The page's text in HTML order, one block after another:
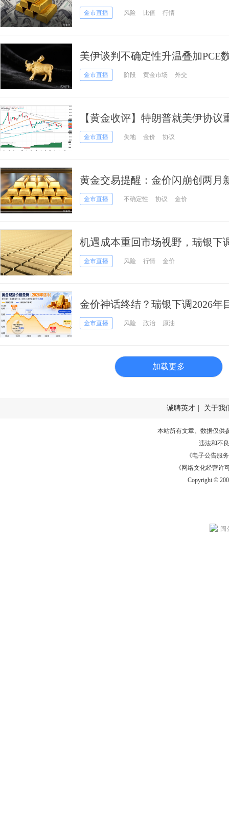
元大关
金市直播 风险 比值 行情
美伊谈判不确定性升温叠加PCE
走低
金市直播 阶段 黄金市场 外交
【黄金收评】特朗普就美伊协
元 接下来如何交易？
金市直播 失地 金价 协议
黄金交易提醒：金价闪崩创两月
加息双重暴击，牛市要提前熄火
金市直播 不确定性 协议 金价
机遇成本重回市场视野，瑞银下
至5500美元
金市直播 风险 行情 金价
金价神话终结？瑞银下调2026年
风暴”或许才刚开始
金市直播 风险 政治 原油
加载更多
诚聘英才 关于我
本站所有文章、数据仅供
违法和不
《电子公告服务
《网络文化经营许
Copyright ©
闽